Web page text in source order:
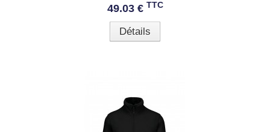
49.03 € TTC
Détails